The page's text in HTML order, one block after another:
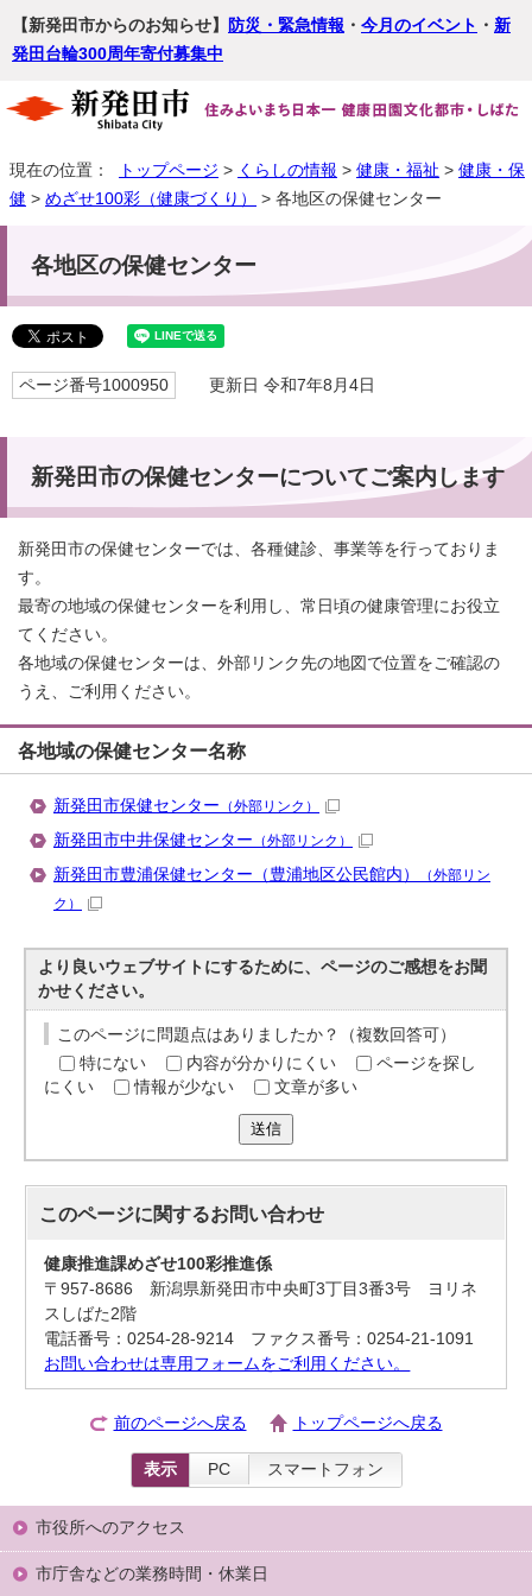
【新発田市からのお知らせ】 防災・緊急情報 ・ 今月のイベント ・ 新
発田台輪300周年寄付募集中
現在の位置： トップページ > くらしの情報 > 健康・福祉 > 健康・保
健 > めざせ100彩（健康づくり） > 各地区の保健センター
各地区の保健センター
ページ番号1000950 更新日 令和7年8月4日
新発田市の保健センターについてご案内します
新発田市の保健センターでは、各種健診、事業等を行っておりま
す。
最寄の地域の保健センターを利用し、常日頃の健康管理にお役立
てください。
各地域の保健センターは、外部リンク先の地図で位置をご確認の
うえ、ご利用ください。
各地域の保健センター名称
新発田市保健センター （外部リンク）
新発田市中井保健センター （外部リンク）
新発田市豊浦保健センター（豊浦地区公民館内）
（外部リン
ク）
より良いウェブサイトにするために、ページのご感想をお聞
かせください。
このページに問題点はありましたか？（複数回答可）
特にない
内容が分かりにくい
ページを探し
にくい
情報が少ない 文章が多い
送信
このページに関するお問い合わせ
健康推進課めざせ100彩推進係
〒957-8686 新潟県新発田市中央町3丁目3番3号 ヨリネ
スしばた2階
電話番号：0254-28-9214 ファクス番号：0254-21-1091
お問い合わせは専用フォームをご利用ください。
前のページへ戻る トップページへ戻る
表示 PC スマートフォン
市役所へのアクセス
市庁舎などの業務時間・休業日